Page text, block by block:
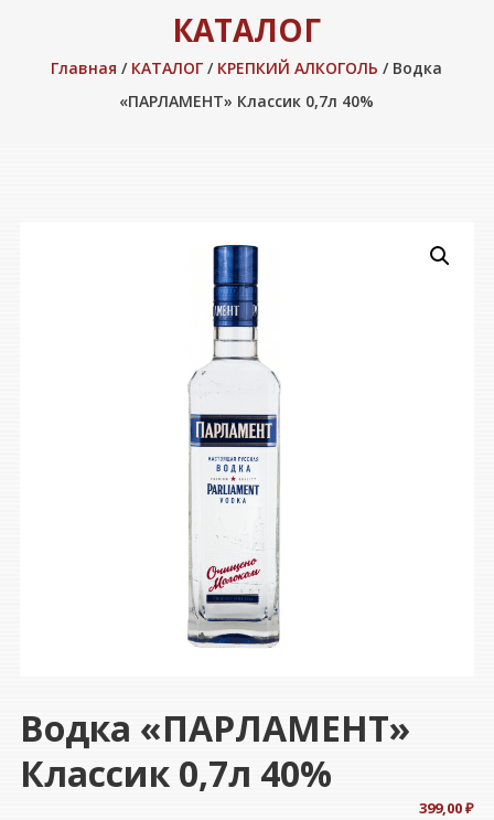
КАТАЛОГ
Главная / КАТАЛОГ / КРЕПКИЙ АЛКОГОЛЬ / Водка
«ПАРЛАМЕНТ» Классик 0,7л 40%
Водка «ПАРЛАМЕНТ»
Классик 0,7л 40%
399,00₽